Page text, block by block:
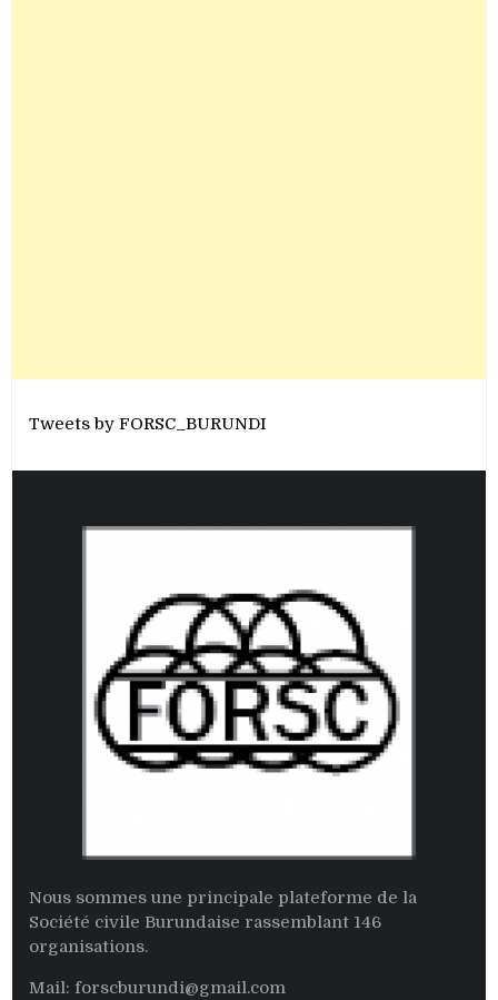
Tweets by FORSC_BURUNDI
Nous sommes une principale plateforme de la
Société civile Burundaise rassemblant 146
organisations.
Mail: forscburundi@gmail.com